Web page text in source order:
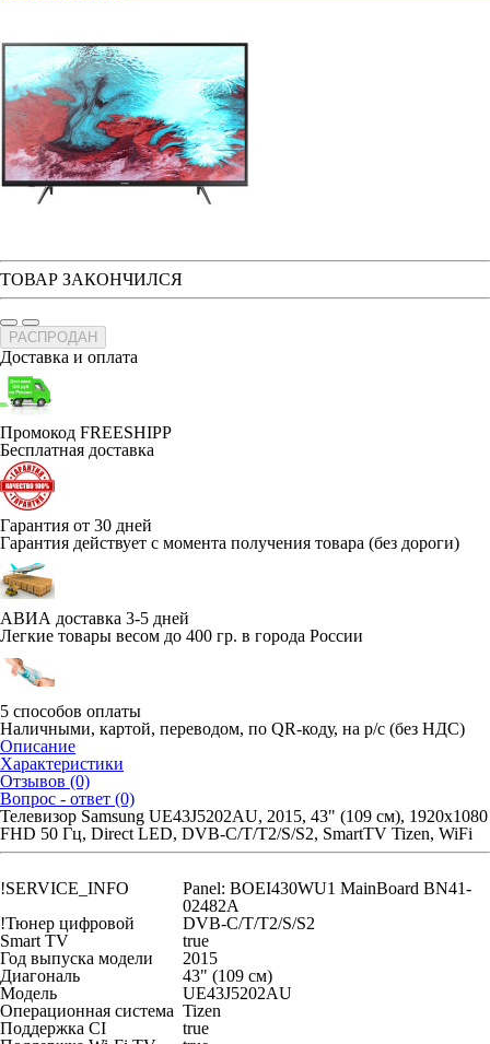
ТОВАР ЗАКОНЧИЛСЯ
РАСПРОДАН
Доставка и оплата
Промокод FREESHIPP
Бесплатная доставка
Гарантия от 30 дней
Гарантия действует с момента получения товара (без дороги)
АВИА доставка 3-5 дней
Легкие товары весом до 400 гр. в города России
5 способов оплаты
Наличными, картой, переводом, по QR-коду, на р/с (без НДС)
Описание
Характеристики
Отзывов (0)
Вопрос - ответ (0)
Телевизор Samsung UE43J5202AU, 2015, 43" (109 см), 1920x1080
FHD 50 Гц, Direct LED, DVB-C/T/T2/S/S2, SmartTV Tizen, WiFi
!SERVICE_INFO
Panel: BOEI430WU1 MainBoard BN41-
02482A
!Тюнер цифровой
DVB-C/T/T2/S/S2
Smart TV
true
Год выпуска модели
2015
Диагональ
43" (109 см)
Модель
UE43J5202AU
Операционная система Tizen
Поддержка CI
true